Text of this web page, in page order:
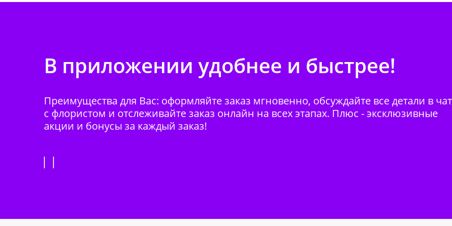
В приложении удобнее и быстрее!
Преимущества для Вас: оформляйте заказ мгновенно, обсуждайте все детали в
с флористом и отслеживайте заказ онлайн на всех этапах. Плюс - эксклюзивные
акции и бонусы за каждый заказ!